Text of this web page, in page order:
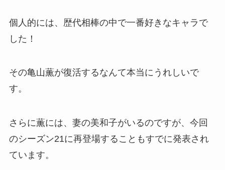
個人的には、歴代相棒の中で一番好きなキャラで
した！
その亀山薫が復活するなんて本当にうれしいで
す。
さらに薫には、妻の美和子がいるのですが、今回
のシーズン21に再登場することもすでに発表され
ています。